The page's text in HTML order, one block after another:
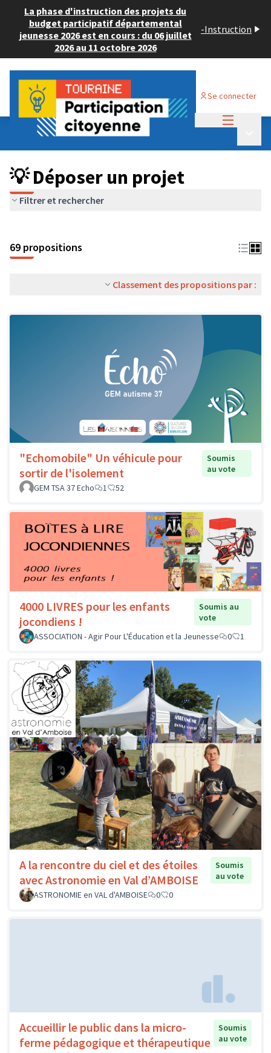
La phase d'instruction des projets du
budget participatif départemental
jeunesse 2026 est en cours : du 06 juillet
2026 au 11 octobre 2026
-Instruction
Se connecter
Budget Participatif ADULTE 2024
💡 Déposer un projet
💡 Déposer un projet
Filtrer et rechercher
69 propositions
Classement des propositions par :
"Echomobile" Un véhicule pour
sortir de l'isolement
Soumis
au vote
GEM TSA 37 Echo
1 52
4000 LIVRES pour les enfants
jocondiens !
Soumis au
vote
ASSOCIATION - Agir Pour L'Éducation et la Jeunesse
0 1
A la rencontre du ciel et des étoiles
avec Astronomie en Val d’AMBOISE
Soumis
au vote
ASTRONOMIE en VAL d'AMBOISE
0 0
Accueillir le public dans la micro-
ferme pédagogique et thérapeutique
Soumis
au vote